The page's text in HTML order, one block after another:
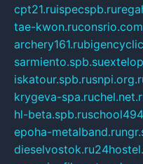
cpt21.ruispecspb.ru
tae-kwon.ru
archery161.ru
sarmiento.spb.su
iskatour.spb.ru
krygeva-spa.ru
hl-beta.spb.ru
epoha-metalband.ru
dieselvostok.ru